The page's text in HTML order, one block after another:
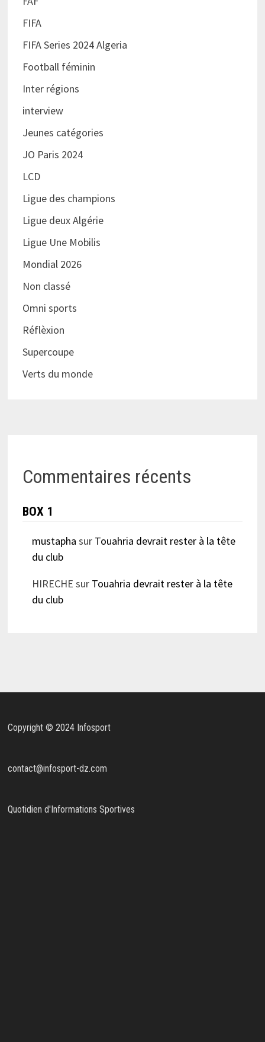
FIFA
FIFA Series 2024 Algeria
Football féminin
Inter régions
interview
Jeunes catégories
JO Paris 2024
LCD
Ligue des champions
Ligue deux Algérie
Ligue Une Mobilis
Mondial 2026
Non classé
Omni sports
Réflèxion
Supercoupe
Verts du monde
Commentaires récents
BOX 1
mustapha sur Touahria devrait rester à la tête
du club
HIRECHE sur Touahria devrait rester à la tête
du club
Copyright © 2024 Infosport
contact@infosport-dz.com
Quotidien d'Informations Sportives